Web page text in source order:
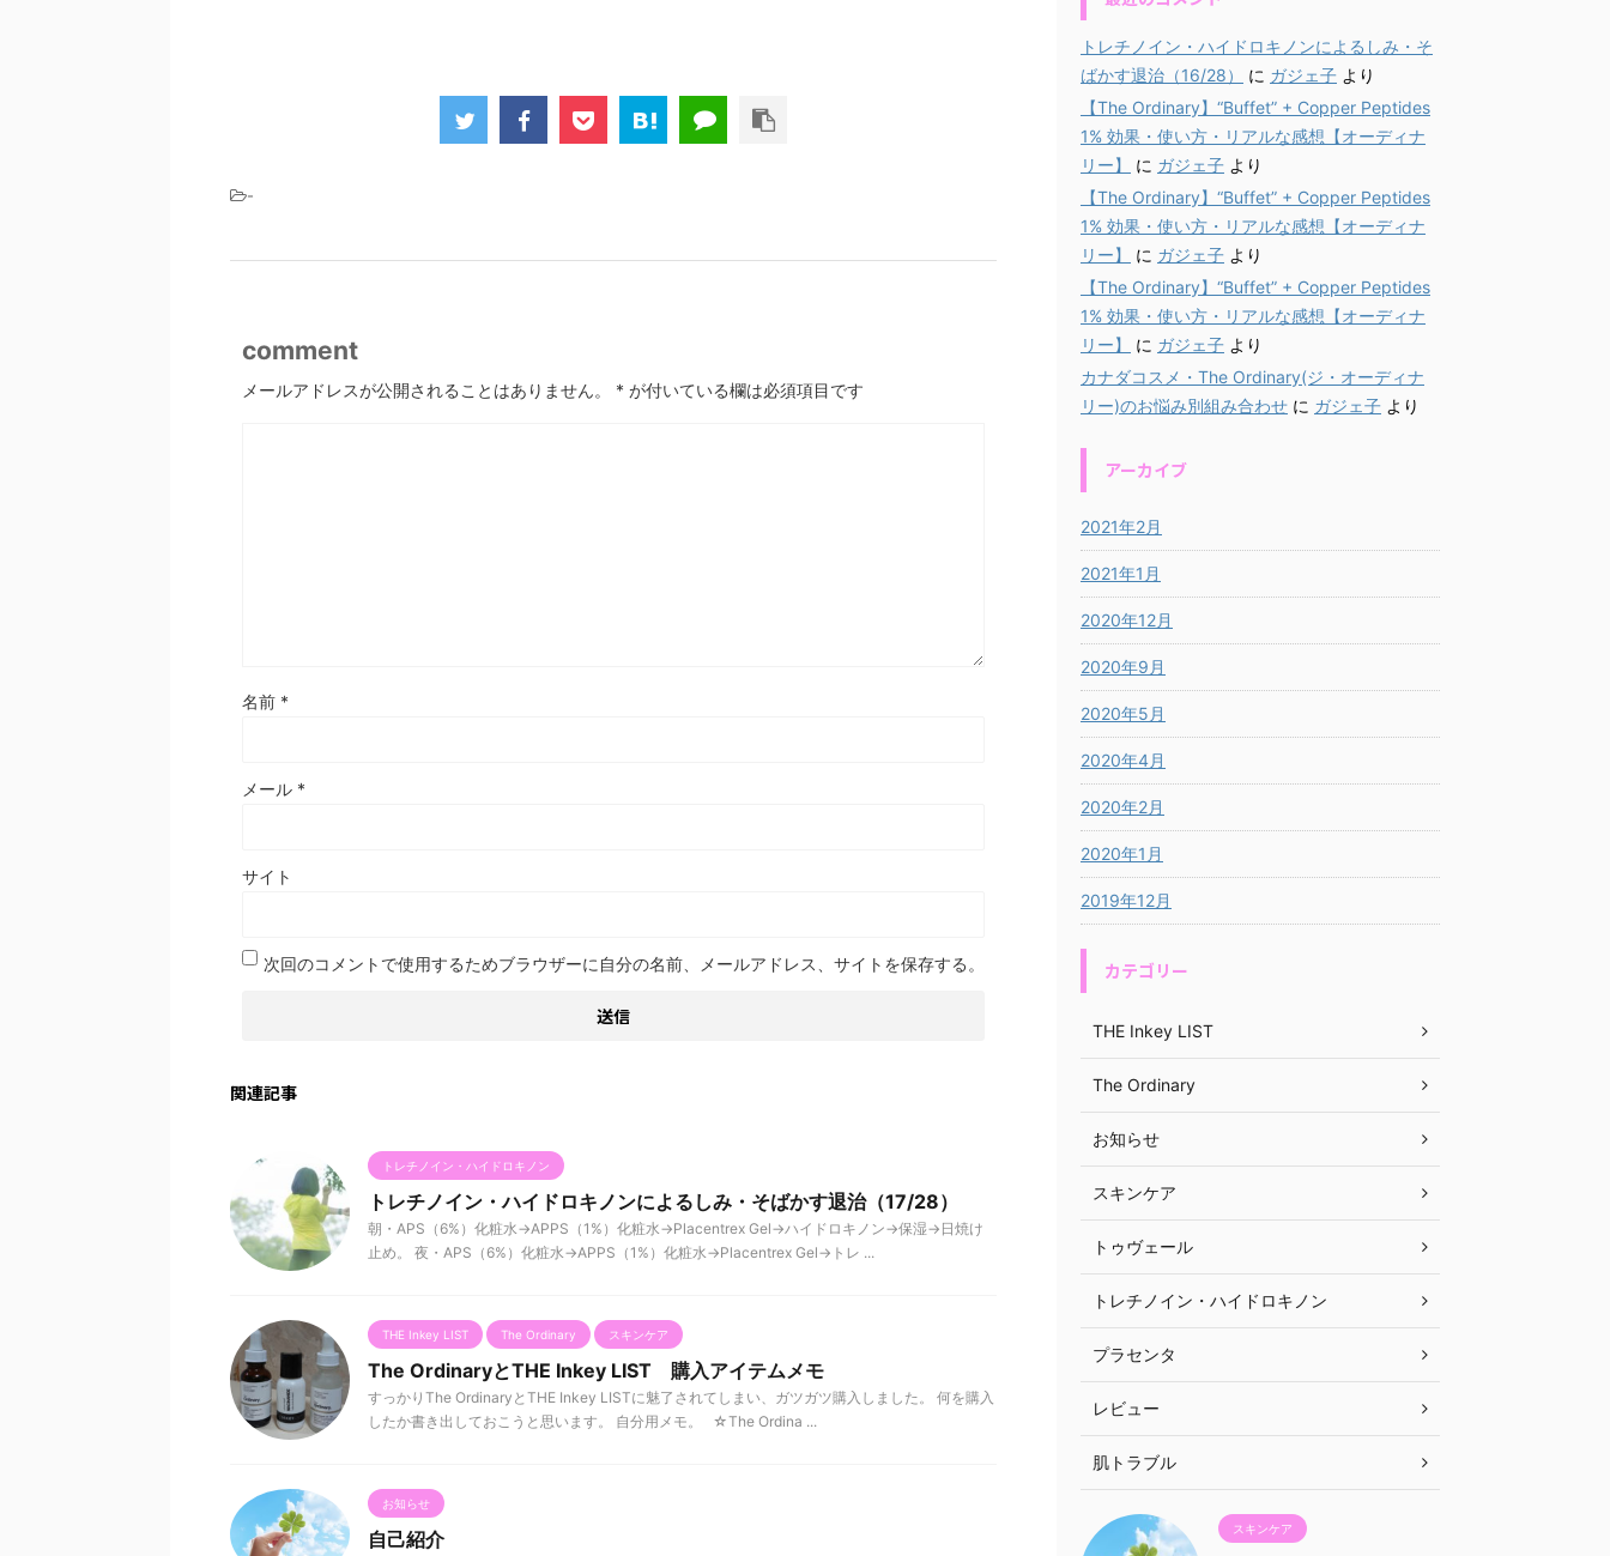
-
comment
メールアドレスが公開されることはありません。 * が付いている欄は必須項目です
名前 *
メール *
サイト
次回のコメントで使用するためブラウザーに自分の名前、メールアドレス、サイトを保存する。
関連記事
トレチノイン・ハイドロキノン
トレチノイン・ハイドロキノンによるしみ・そばかす退治（17/28）
朝・APS（6%）化粧水→APPS（1%）化粧水→Placentrex Gel→ハイドロキノン→保湿→日焼け
止め。 夜・APS（6%）化粧水→APPS（1%）化粧水→Placentrex Gel→トレ ...
THE Inkey LIST The Ordinary スキンケア
The OrdinaryとTHE Inkey LIST 購入アイテムメモ
すっかりThe OrdinaryとTHE Inkey LISTに魅了されてしまい、ガツガツ購入しました。 何を購入
したか書き出しておこうと思います。 自分用メモ。 ☆The Ordina ...
お知らせ
自己紹介
トレチノイン・ハイドロキノンによるしみ・そ
ばかす退治（16/28）
に ガジェ子 より
【The Ordinary】“Buffet” + Copper Peptides
1% 効果・使い方・リアルな感想【オーディナ
リー】
に ガジェ子 より
【The Ordinary】“Buffet” + Copper Peptides
1% 効果・使い方・リアルな感想【オーディナ
リー】
に ガジェ子 より
【The Ordinary】“Buffet” + Copper Peptides
1% 効果・使い方・リアルな感想【オーディナ
リー】
に ガジェ子 より
カナダコスメ・The Ordinary(ジ・オーディナ
リー)のお悩み別組み合わせ に ガジェ子 より
アーカイブ
2021年2月
2021年1月
2020年12月
2020年9月
2020年5月
2020年4月
2020年2月
2020年1月
2019年12月
カテゴリー
THE Inkey LIST
The Ordinary
お知らせ
スキンケア
トゥヴェール
トレチノイン・ハイドロキノン
プラセンタ
レビュー
肌トラブル
スキンケア